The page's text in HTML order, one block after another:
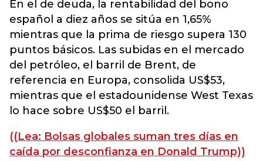
En el de deuda, la rentabilidad del bono
español a diez años se sitúa en 1,65%
mientras que la prima de riesgo supera 130
puntos básicos. Las subidas en el mercado
del petróleo, el barril de Brent, de
referencia en Europa, consolida US$53,
mientras que el estadounidense West Texas
lo hace sobre US$50 el barril.
((Lea: Bolsas globales suman tres días en
caída por desconfianza en Donald Trump))